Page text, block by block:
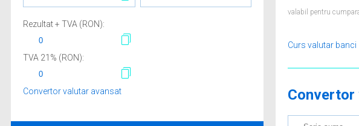
Rezultat + TVA (RON):
TVA 21 % (RON):
Convertor valutar avansat
valabil pentru
Curs valutar banci
Convertor